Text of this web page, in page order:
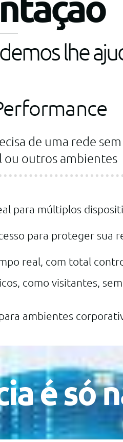
lhe
de uma rede
ou outros ambientes
para múltiplos
para proteger sua
real, com total
como visitantes,
ambientes
é só